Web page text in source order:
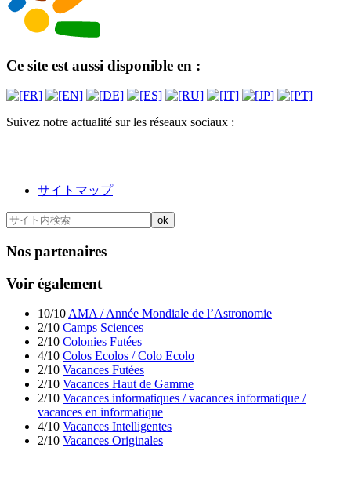
Ce site est aussi disponible en :
Suivez notre actualité sur les réseaux sociaux :
サイトマップ
Nos partenaires
Voir également
10/10AMA / Année Mondiale de l’Astronomie
2/10 Camps Sciences
2/10 Colonies Futées
4/10 Colos Ecolos / Colo Ecolo
2/10 Vacances Futées
2/10 Vacances Haut de Gamme
2/10 Vacances informatiques / vacances informatique /
vacances en informatique
4/10 Vacances Intelligentes
2/10 Vacances Originales